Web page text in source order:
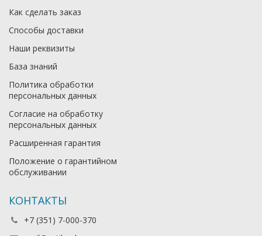
Как сделать заказ
Способы доставки
Наши реквизиты
База знаний
Политика обработки
персональных данных
Согласие на обработку
персональных данных
Расширенная гарантия
Положение о гарантийном
обслуживании
КОНТАКТЫ
+7 (351) 7-000-370